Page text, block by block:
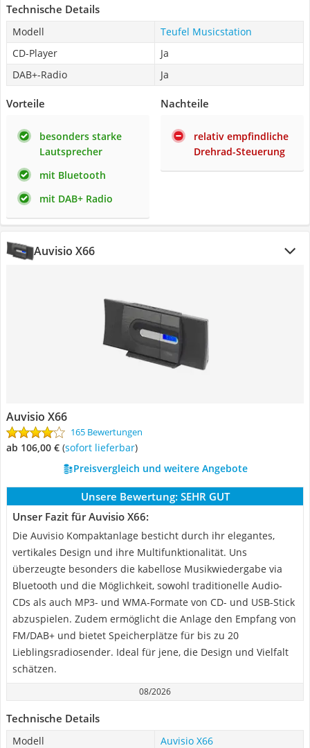
Technische Details
Modell
Teufel Musicstation
CD-Player
Ja
DAB+-Radio
Ja
Vorteile
besonders starke
Lautsprecher
mit Bluetooth
mit DAB+ Radio
Nachteile
relativ empfindliche
Drehrad-Steuerung
Auvisio X66
Auvisio X66
165 Bewertungen
ab 106,00 € ( Sofort lieferbar)
Preisvergleich und weitere Angebote
Unsere Bewertung: SEHR GUT
Unser Fazit für Auvisio X66:
Die Auvisio Kompaktanlage besticht durch ihr elegantes,
vertikales Design und ihre Multifunktionalität. Uns
überzeugte besonders die kabellose Musikwiedergabe via
Bluetooth und die Möglichkeit, sowohl traditionelle Audio-
CDs als auch MP3- und WMA-Formate von CD- und USB-Stick
abzuspielen. Zudem ermöglicht die Anlage den Empfang von
FM/DAB+ und bietet Speicherplätze für bis zu 20
Lieblingsradiosender. Ideal für jene, die Design und Vielfalt
schätzen.
08/2026
Technische Details
Modell
Auvisio X66